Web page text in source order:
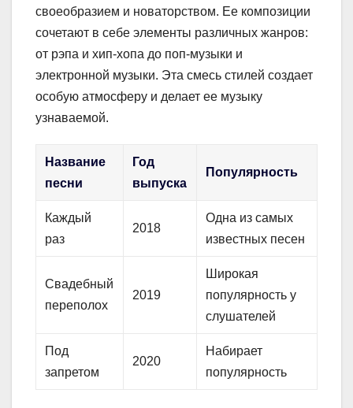
своеобразием и новаторством. Ее композиции
сочетают в себе элементы различных жанров:
от рэпа и хип-хопа до поп-музыки и
электронной музыки. Эта смесь стилей создает
особую атмосферу и делает ее музыку
узнаваемой.
Название
песни
Год
выпуска
Популярность
Каждый
раз
2018
Одна из самых
известных песен
Свадебный
переполох
2019
Широкая
популярность у
слушателей
Под
запретом
2020
Набирает
популярность